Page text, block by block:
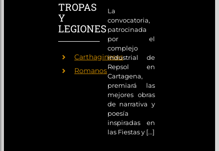
TROPAS
Y
LEGIONES
Carthagineses
Romanos
La
convocatoria,
patrocinada
por el
complejo
industrial de
Repsol en
Cartagena,
premiará las
mejores obras
de narrativa y
poesía
inspiradas en
las Fiestas y [...]